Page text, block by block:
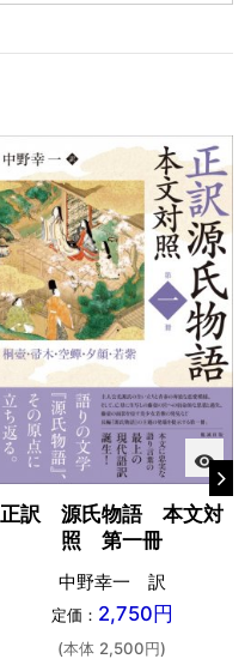
visibility
正訳 源氏物語 本文対
照 第一冊
中野幸一 訳
定価： 2,750円
(本体 2,500円)